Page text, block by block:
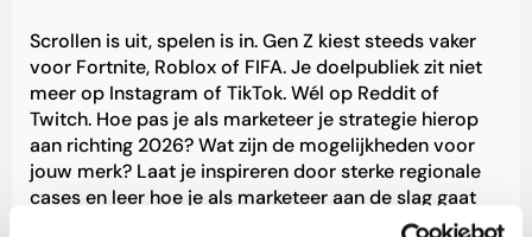
Scrollen is uit, spelen is in. Gen Z kiest steeds vaker
voor Fortnite, Roblox of FIFA. Je doelpubliek zit niet
meer op Instagram of TikTok. Wél op Reddit of
Twitch. Hoe pas je als marketeer je strategie hierop
aan richting 2026? Wat zijn de mogelijkheden voor
jouw merk? Laat je inspireren door sterke regionale
cases en leer hoe je als marketeer aan de slag gaat
met gaming als marketingtool. Don’t be a noob en